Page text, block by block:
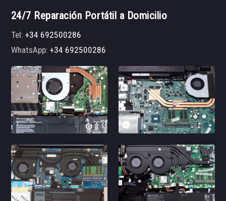
24/7 Reparación Portátil a Domicilio
Tel:+34 692500286
WhatsApp:+34 692500286